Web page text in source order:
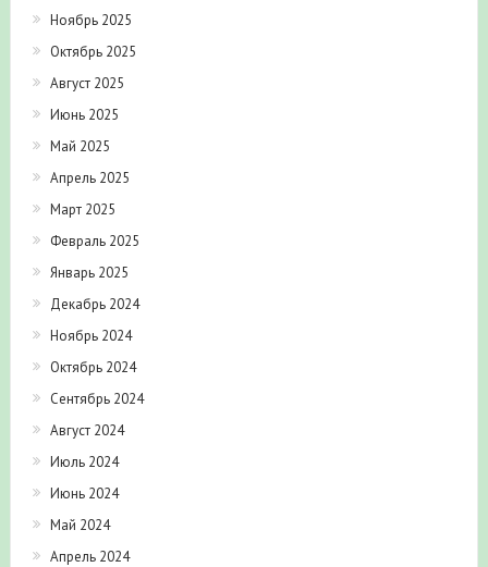
Ноябрь 2025
Октябрь 2025
Август 2025
Июнь 2025
Май 2025
Апрель 2025
Март 2025
Февраль 2025
Январь 2025
Декабрь 2024
Ноябрь 2024
Октябрь 2024
Сентябрь 2024
Август 2024
Июль 2024
Июнь 2024
Май 2024
Апрель 2024